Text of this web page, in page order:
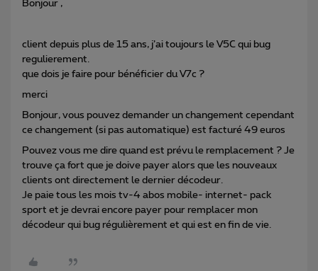
Bonjour ,
client depuis plus de 15 ans, j’ai toujours le V5C qui bug
regulierement.
que dois je faire pour bénéficier du V7c ?
merci
Bonjour, vous pouvez demander un changement cependant
ce changement (si pas automatique) est facturé 49 euros
Pouvez vous me dire quand est prévu le remplacement ? Je
trouve ça fort que je doive payer alors que les nouveaux
clients ont directement le dernier décodeur.
Je paie tous les mois tv-4 abos mobile- internet- pack
sport et je devrai encore payer pour remplacer mon
décodeur qui bug régulièrement et qui est en fin de vie.